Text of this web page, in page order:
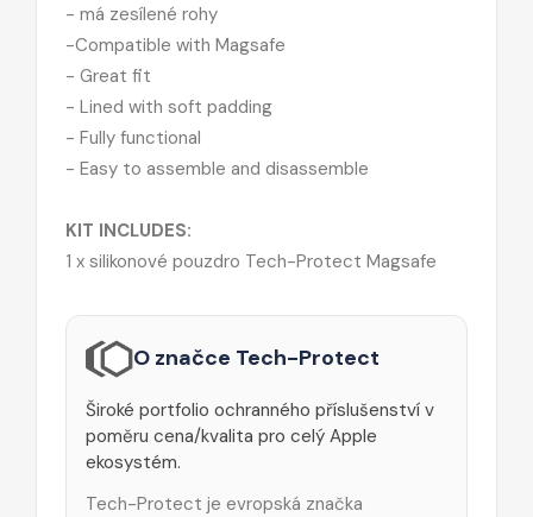
- má zesílené rohy
-Compatible with Magsafe
- Great fit
- Lined with soft padding
- Fully functional
- Easy to assemble and disassemble
KIT INCLUDES:
1 x silikonové pouzdro Tech-Protect Magsafe
O značce Tech-Protect
Široké portfolio ochranného příslušenství v
poměru cena/kvalita pro celý Apple
ekosystém.
Tech-Protect je evropská značka